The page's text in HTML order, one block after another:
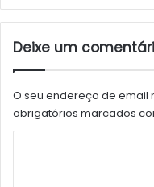
Deixe um
O seu endereço de email
obrigatórios marcados